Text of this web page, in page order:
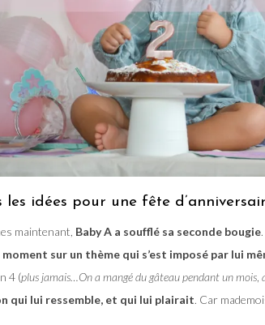
les idées pour une fête
maintenant, Baby A a soufflé sa seconde bougie
sur un thème qui s’est imposé par lui
4 (plus jamais…On a mangé du gâteau pendant un mois
qui lui ressemble, et qui lui plairait. Car